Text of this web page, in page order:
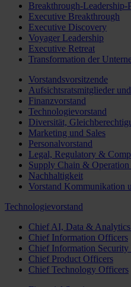
Breakthrough-Leadership-
Executive Breakthrough
Executive Discovery
Voyager Leadership
Executive Retreat
Transformation der
Vorstandsvorsitzende
Aufsichtsratsmitglieder
Finanzvorstand
Technologievorstand
Diversität,
Marketing und Sales
Personalvorstand
Legal, Regulatory &
Supply Chain &
Nachhaltigkeit
Vorstand Kommunikation
Technologievorstand
Chief AI, Data &
Chief Information Officers
Chief Information
Chief Product Officers
Chief Technology Officers